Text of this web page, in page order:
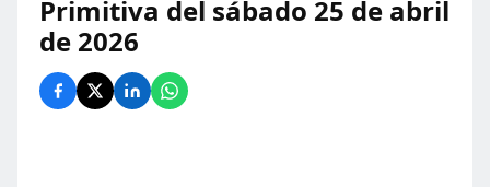
Primitiva del sábado 25 de abril
de 2026